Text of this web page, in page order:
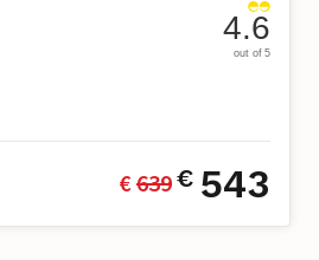
4.6
out of 5
€ 639€ 543